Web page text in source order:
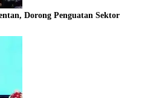
Dorong Penguatan Sektor